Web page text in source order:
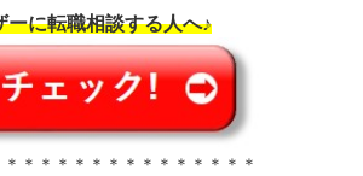
ーに転職相談する人へ♪
＊＊＊＊＊＊＊＊＊＊＊＊＊＊